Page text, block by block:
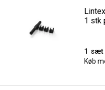
1 stk
1 sæt
Køb